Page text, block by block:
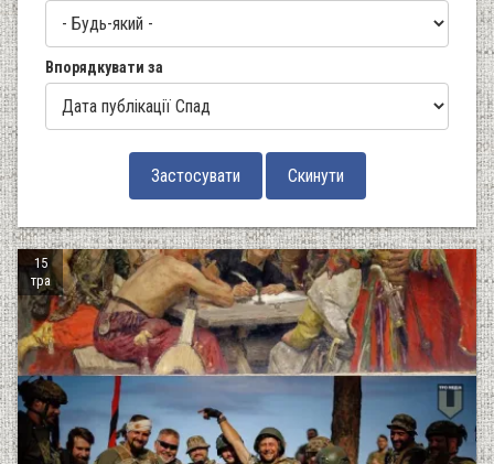
Впорядкувати за
15
тра